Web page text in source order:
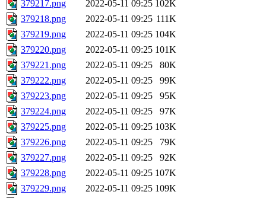
379217.png 2022-05-11 09:25 102K
379218.png
2022-05-11 09:25 111K
379219.png
2022-05-11 09:25 104K
379220.png
2022-05-11 09:25 101K
379221.png
2022-05-11 09:25
80K
379222.png
2022-05-11 09:25
99K
379223.png
2022-05-11 09:25
95K
379224.png
2022-05-11 09:25
97K
379225.png
2022-05-11 09:25 103K
379226.png
2022-05-11 09:25
79K
379227.png
2022-05-11 09:25
92K
379228.png
2022-05-11 09:25 107K
379229.png
2022-05-11 09:25 109K